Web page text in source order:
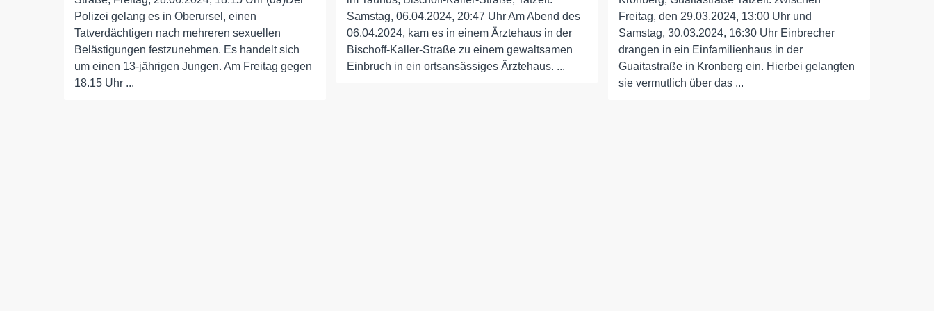
Polizei gelang es in Oberursel, einen
Tatverdächtigen nach mehreren sexuellen
Belästigungen festzunehmen. Es handelt sich
um einen 13-jährigen Jungen. Am Freitag gegen
18.15 Uhr ...
Samstag, 06.04.2024, 20:47 Uhr Am Abend des
06.04.2024, kam es in einem Ärztehaus in der
Bischoff-Kaller-Straße zu einem gewaltsamen
Einbruch in ein ortsansässiges Ärztehaus. ...
Freitag, den 29.03.2024, 13:00 Uhr und
Samstag, 30.03.2024, 16:30 Uhr Einbrecher
drangen in ein Einfamilienhaus in der
Guaitastraße in Kronberg ein. Hierbei gelangten
sie vermutlich über das ...